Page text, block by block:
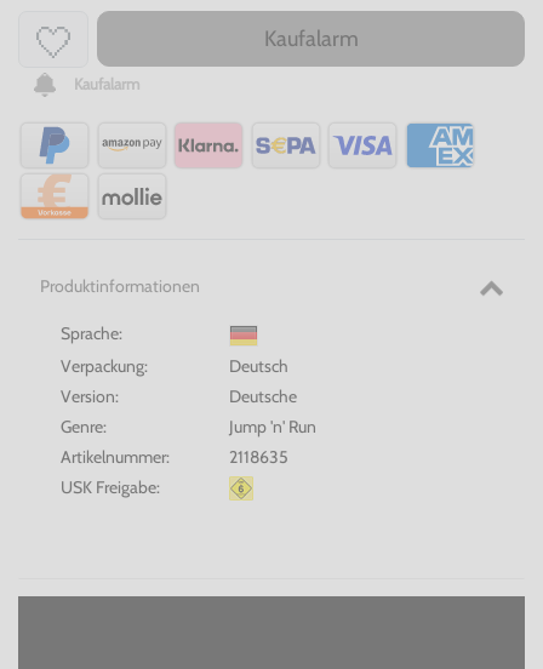
Kaufalarm
Kaufalarm
Produktinformationen
Sprache:
Verpackung:
Deutsch
Version:
Deutsche
Genre:
Jump 'n' Run
Artikelnummer:
2118635
USK Freigabe: